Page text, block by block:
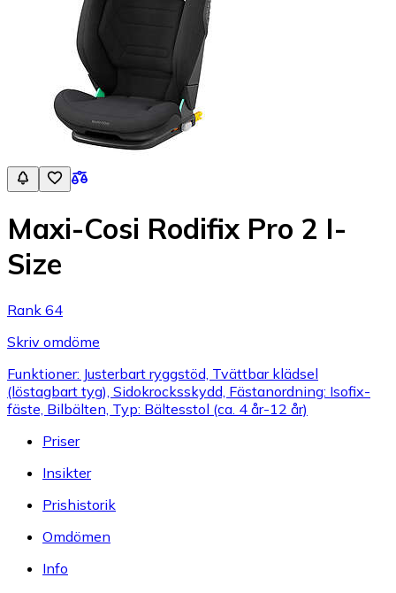
Maxi-Cosi Rodifix Pro 2 I-
Size
Rank 64
Skriv omdöme
Funktioner: Justerbart ryggstöd, Tvättbar klädsel
(löstagbart tyg), Sidokrocksskydd, Fästanordning: Isofix-
fäste, Bilbälten, Typ: Bältesstol (ca. 4 år-12 år)
Priser
Insikter
Prishistorik
Omdömen
Info